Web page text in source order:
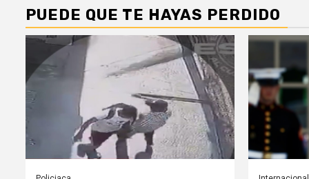
PUEDE QUE TE HAYAS PERDIDO